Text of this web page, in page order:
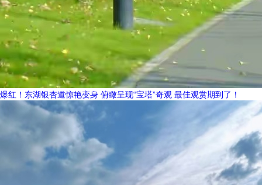
爆红！东湖银杏道惊艳变身 俯瞰呈现“宝塔”奇观 最佳观赏期到了！